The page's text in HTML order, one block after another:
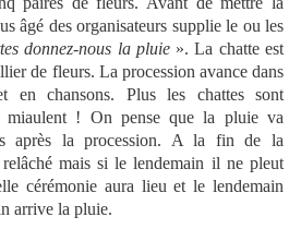
âgé des organisateurs supplie le ou les
donnez-nous la pluie». La chatte est
de fleurs. La procession avance dans
en chansons. Plus les chattes sont
miaulent ! On pense que la pluie va
après la procession. A la fin de la
mais si le lendemain il ne pleut
cérémonie aura lieu et le lendemain
arrive la pluie.